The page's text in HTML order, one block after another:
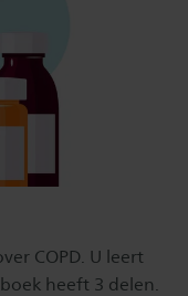
COPD. U leert
heeft 3 delen.